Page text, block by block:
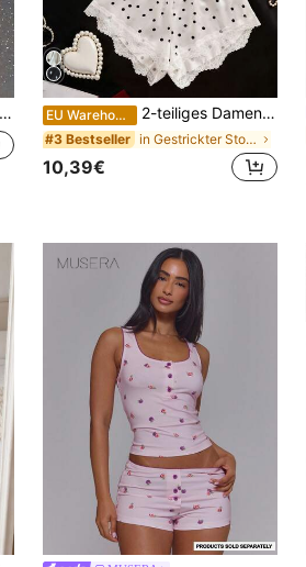
EU Warehouse 2-teiliges Damen-Pyjama-Set, Spitzen-V-Ausschnitt-Neckholder-Top mit Spitzen-Patchwork-Shorts, Schleifen-Taillendekoration, bequeme weiche süße Damen-Loungewear, ästhetisch
#3 Bestseller in Gestrickter Stoff Damen Lounge-Sets
10,39€